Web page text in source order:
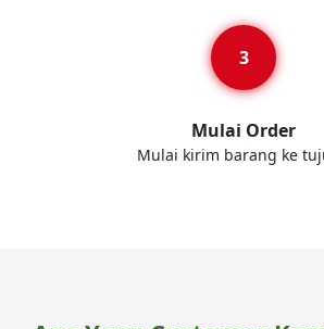
Mulai Order
Mulai kirim barang ke